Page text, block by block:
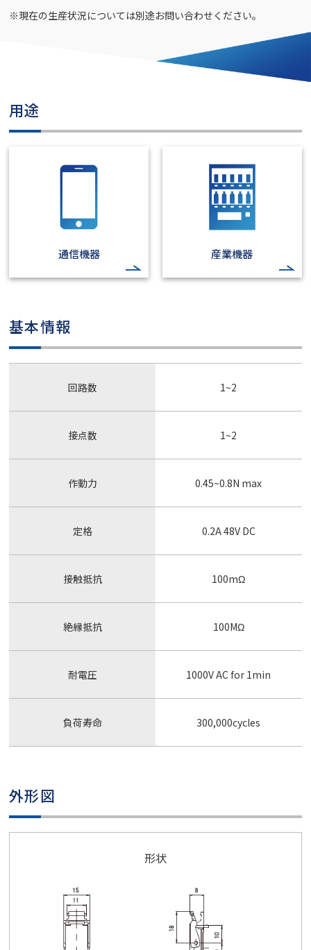
※現在の生産状況については別途お問い合わせください。
用途
通信機器 産業機器
基本情報
回路数 1~2
接点数 1~2
作動力 0.45~0.8N max
定格 0.2A 48V DC
接触抵抗 100mΩ
絶縁抵抗 100MΩ
耐電圧 1000V AC for 1min
負荷寿命 300,000cycles
外形図
形状